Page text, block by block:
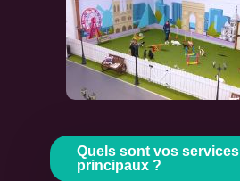
Quels sont vos services
principaux ?